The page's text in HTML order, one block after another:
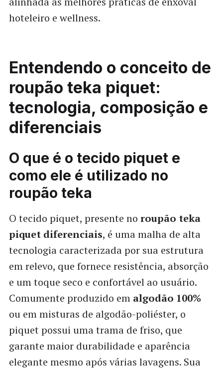
hoteleiro e wellness.
Entendendo o conceito de
roupão teka piquet:
tecnologia, composição e
diferenciais
O que é o tecido piquet e
como ele é utilizado no
roupão teka
O tecido piquet, presente no roupão teka
piquet diferenciais, é uma malha de alta
tecnologia caracterizada por sua estrutura
em relevo, que fornece resistência, absorção
e um toque seco e confortável ao usuário.
Comumente produzido em algodão 100%
ou em misturas de algodão-poliéster, o
piquet possui uma trama de friso, que
garante maior durabilidade e aparência
elegante mesmo após várias lavagens. Sua